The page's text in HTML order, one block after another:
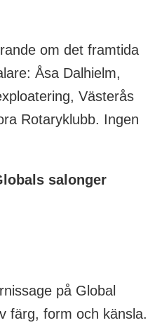
om det framtida
Åsa Dalhielm,
Västerås
Rotaryklubb. Ingen
salonger
på Global
färg, form och känsla.